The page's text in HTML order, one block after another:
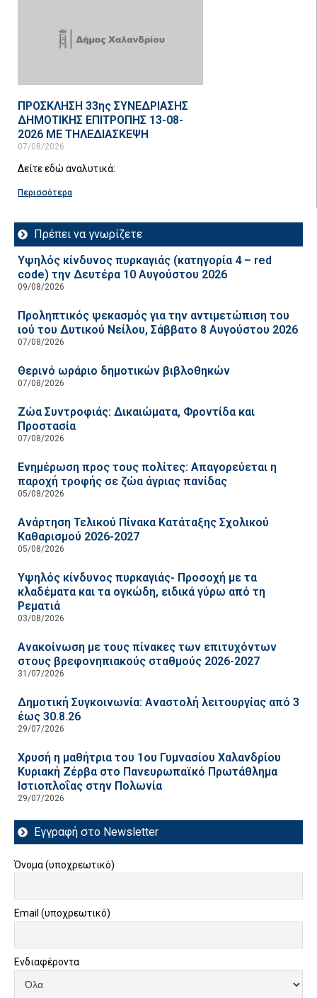
ΠΡΟΣΚΛΗΣΗ 33ης ΣΥΝΕΔΡΙΑΣΗΣ
ΔΗΜΟΤΙΚΗΣ ΕΠΙΤΡΟΠΗΣ 13-08-
2026 ΜΕ ΤΗΛΕΔΙΑΣΚΕΨΗ
07/08/2026
Δείτε εδώ αναλυτικά:
Περισσότερα
Πρέπει να γνωρίζετε
Υψηλός κίνδυνος πυρκαγιάς (κατηγορία 4 – red
code) την Δευτέρα 10 Αυγούστου 2026
09/08/2026
Προληπτικός ψεκασμός για την αντιμετώπιση του
ιού του Δυτικού Νείλου, Σάββατο 8 Αυγούστου 2026
07/08/2026
Θερινό ωράριο δημοτικών βιβλοθηκών
07/08/2026
Ζώα Συντροφιάς: Δικαιώματα, Φροντίδα και
Προστασία
07/08/2026
Ενημέρωση προς τους πολίτες: Απαγορεύεται η
παροχή τροφής σε ζώα άγριας πανίδας
05/08/2026
Ανάρτηση Τελικού Πίνακα Κατάταξης Σχολικού
Καθαρισμού 2026-2027
05/08/2026
Υψηλός κίνδυνος πυρκαγιάς- Προσοχή με τα
κλαδέματα και τα ογκώδη, ειδικά γύρω από τη
Ρεματιά
03/08/2026
Ανακοίνωση με τους πίνακες των επιτυχόντων
στους βρεφονηπιακούς σταθμούς 2026-2027
31/07/2026
Δημοτική Συγκοινωνία: Αναστολή λειτουργίας από 3
έως 30.8.26
29/07/2026
Χρυσή η μαθήτρια του 1ου Γυμνασίου Χαλανδρίου
Κυριακή Ζέρβα στο Πανευρωπαϊκό Πρωτάθλημα
Ιστιοπλοΐας στην Πολωνία
29/07/2026
Εγγραφή στο Newsletter
Όνομα (υποχρεωτικό)
Email (υποχρεωτικό)
Ενδιαφέροντα